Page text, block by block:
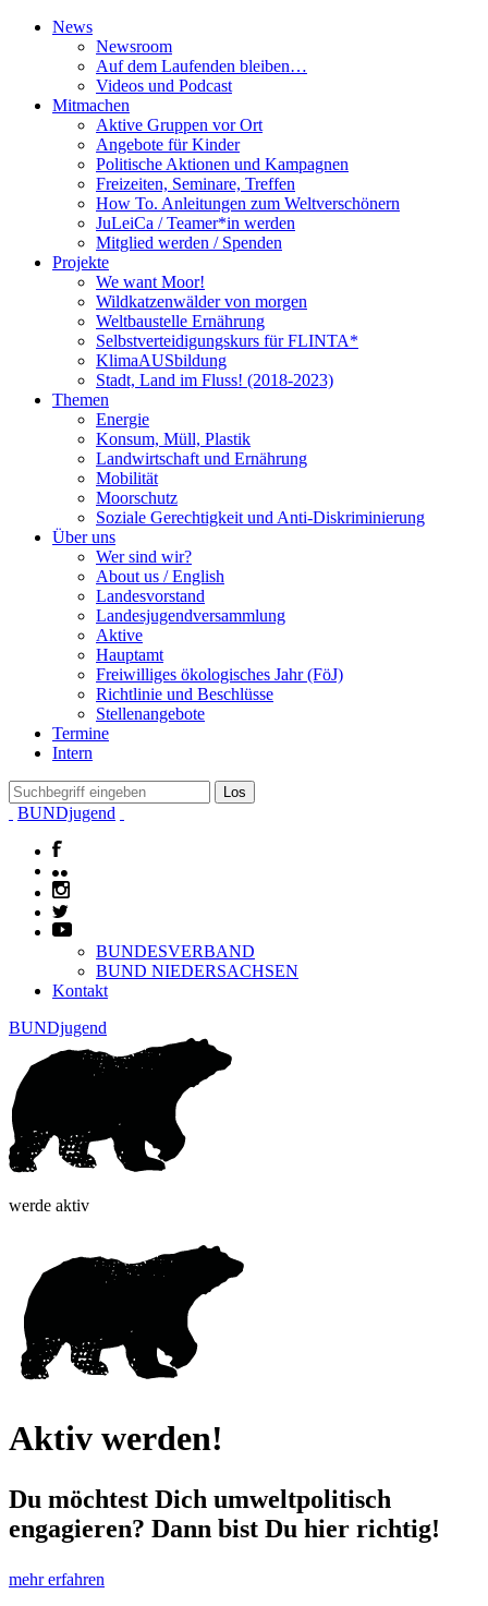
News
Newsroom
Auf dem Laufenden bleiben…
Videos und Podcast
Mitmachen
Aktive Gruppen vor Ort
Angebote für Kinder
Politische Aktionen und Kampagnen
Freizeiten, Seminare, Treffen
How To. Anleitungen zum Weltverschönern
JuLeiCa / Teamer*in werden
Mitglied werden / Spenden
Projekte
We want Moor!
Wildkatzenwälder von morgen
Weltbaustelle Ernährung
Selbstverteidigungskurs für FLINTA*
KlimaAUSbildung
Stadt, Land im Fluss! (2018-2023)
Themen
Energie
Konsum, Müll, Plastik
Landwirtschaft und Ernährung
Mobilität
Moorschutz
Soziale Gerechtigkeit und Anti-Diskriminierung
Über uns
Wer sind wir?
About us / English
Landesvorstand
Landesjugendversammlung
Aktive
Hauptamt
Freiwilliges ökologisches Jahr (FöJ)
Richtlinie und Beschlüsse
Stellenangebote
Termine
Intern
BUNDjugend
BUNDESVERBAND
BUND NIEDERSACHSEN
Kontakt
BUNDjugend
werde aktiv
Aktiv werden!
Du möchtest Dich umweltpolitisch
engagieren? Dann bist Du hier richtig!
mehr erfahren